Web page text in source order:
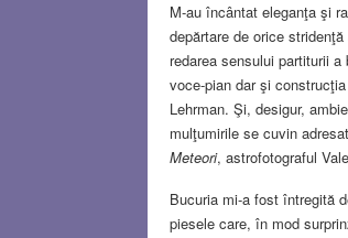
M-au încântat eleganţa şi
depărtare de orice
redarea sensului partiturii
voce-pian dar şi
Lehrman. Şi, desigur,
mulţumirile se cuvin
Meteori, astrofotograful
Bucuria mi-a fost întregită
piesele care, în mod